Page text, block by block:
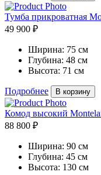
Тумба прикроватная
49 900 ₽
Ширина: 75 см
Глубина: 48 см
Высота: 71 см
Подробнее В корзину
Комод высокий
88 800 ₽
Ширина: 90 см
Глубина: 45 см
Высота: 130 см